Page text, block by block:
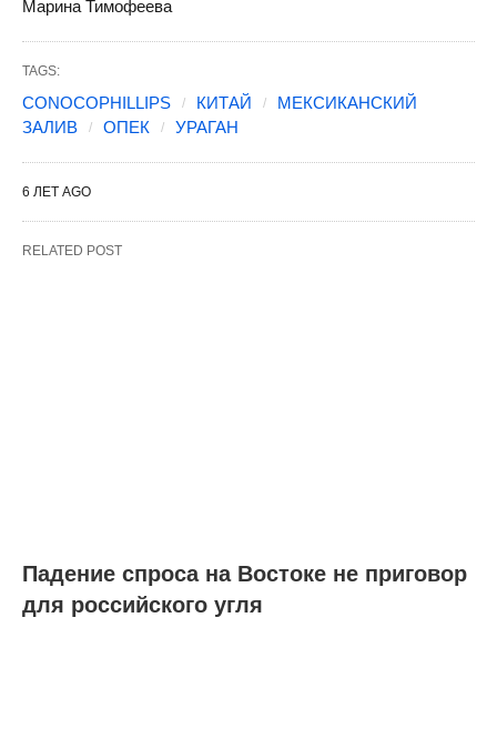
Марина Тимофеева
TAGS:
CONOCOPHILLIPS КИТАЙ
МЕКСИКАНСКИЙ
ЗАЛИВ
ОПЕК УРАГАН
6 ЛЕТ AGO
RELATED POST
Падение спроса на Востоке не приговор
для российского угля